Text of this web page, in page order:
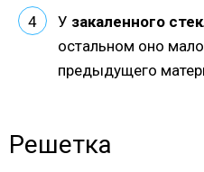
У закаленного
остальном оно
предыдущего
Решетка